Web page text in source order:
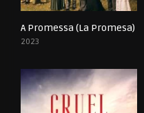
0
A Promessa (La Promesa)
2023